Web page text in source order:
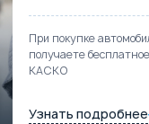
При покупке
получаете бесплатное
КАСКО
Узнать подробнее